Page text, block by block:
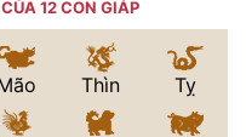
12 CON GIÁP
Thìn Tỵ